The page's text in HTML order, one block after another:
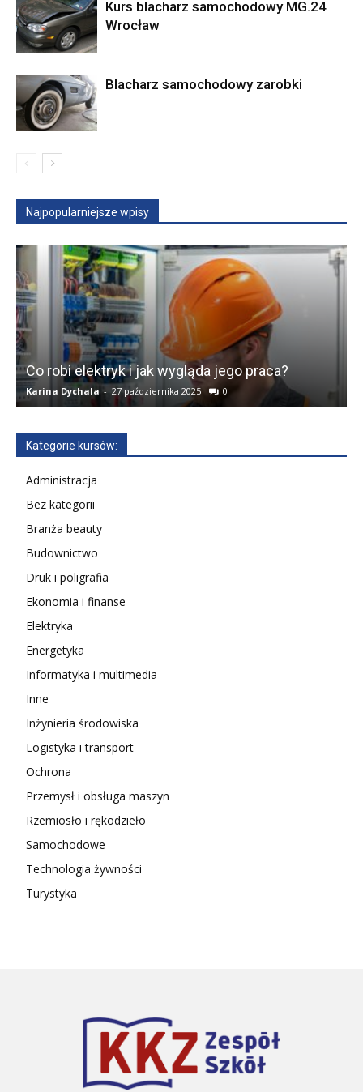
Kurs blacharz samochodowy MG.24
Wrocław
Blacharz samochodowy zarobki
Najpopularniejsze wpisy
Co robi elektryk i jak wygląda jego praca?
Karina Dychala - 27 października 2025 0
Kategorie kursów:
Administracja
Bez kategorii
Branża beauty
Budownictwo
Druk i poligrafia
Ekonomia i finanse
Elektryka
Energetyka
Informatyka i multimedia
Inne
Inżynieria środowiska
Logistyka i transport
Ochrona
Przemysł i obsługa maszyn
Rzemiosło i rękodzieło
Samochodowe
Technologia żywności
Turystyka